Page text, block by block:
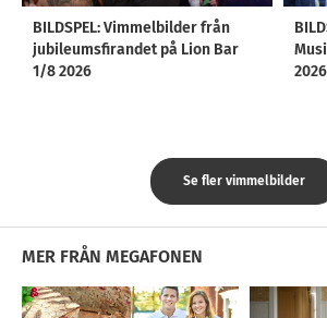
BILDSPEL: Vimmelbilder från
jubileumsfirandet på Lion Bar
1/8 2026
2026
Se fler vimmelbilder
MER FRÅN MEGAFONEN